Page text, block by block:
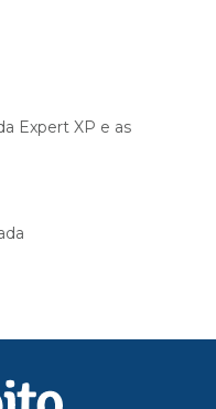
Expert XP e as